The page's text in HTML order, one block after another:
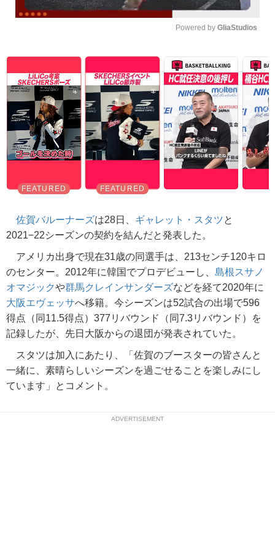
Powered by GliaStudios
佐賀バルーナーズは28日、 ギャレット・スタツと
2021−22シーズンの契約を結んだと発表した。
アメリカ出身で現在31歳の同選手は、213センチ120キロ
のセンター。2012年に韓国でプロデビューし、 島根スサノ
オマジックや群馬クレインサンダーズなどを経て2020年に
大阪エヴェッサへ移籍。今シーズンは52試合の出場で596
得点（同11.5得点）377リバウンド（同7.3リバウンド）を
記録したが、先日大阪からの退団が発表されていた。
スタツは加入にあたり、「佐賀のブースターの皆さんと
一緒に、素晴らしいシーズンを過ごせることを楽しみにし
ています」とコメント。
ADVERTISEMENT